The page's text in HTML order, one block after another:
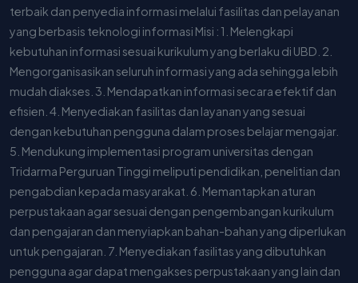
terbaik dan penyedia informasi melalui fasilitas dan pelayanan
yang berbasis teknologi informasi Misi : 1. Melengkapi
kebutuhan informasi sesuai kurikulum yang berlaku di UBD. 2.
Mengorganisasikan seluruh informasi yang ada sehingga lebih
mudah diakses. 3. Mendapatkan informasi secara efektif dan
efisien. 4. Menyediakan fasilitas dan layanan yang sesuai
dengan kebutuhan pengguna dalam proses belajar mengajar.
5. Mendukung implementasi program universitas dengan
Tridarma Perguruan Tinggi meliputi pendidikan, penelitian dan
pengabdian kepada masyarakat. 6. Memantapkan aturan
perpustakaan agar sesuai dengan pengembangan kurikulum
dan pengajaran dan menyiapkan bahan-bahan yang diperlukan
untuk pengajaran. 7. Menyediakan fasilitas yang dibutuhkan
pengguna agar dapat mengakses perpustakaan yang lain dan